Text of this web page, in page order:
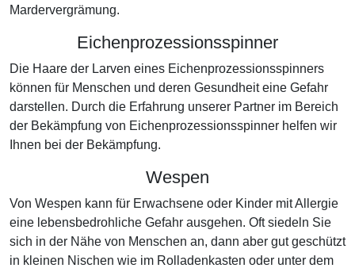
Mardervergrämung.
Eichenprozessionsspinner
Die Haare der Larven eines Eichenprozessionsspinners
können für Menschen und deren Gesundheit eine Gefahr
darstellen. Durch die Erfahrung unserer Partner im Bereich
der Bekämpfung von Eichenprozessionsspinner helfen wir
Ihnen bei der Bekämpfung.
Wespen
Von Wespen kann für Erwachsene oder Kinder mit Allergie
eine lebensbedrohliche Gefahr ausgehen. Oft siedeln Sie
sich in der Nähe von Menschen an, dann aber gut geschützt
in kleinen Nischen wie im Rolladenkasten oder unter dem